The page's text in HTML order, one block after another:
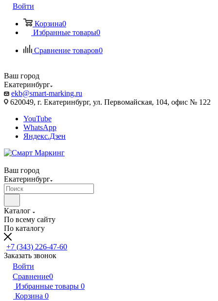
Войти
Корзина0
Избранные товары0
Сравнение товаров0
Ваш город
Екатеринбург
ekb@smart-marking.ru
620049, г. Екатеринбург, ул. Первомайская, 104, офис № 122
YouTube
WhatsApp
Яндекс.Дзен
Ваш город
Екатеринбург
Каталог
По всему сайту
По каталогу
+7 (343) 226-47-60
Заказать звонок
Войти
Сравнение0
Избранные товары 0
Корзина 0